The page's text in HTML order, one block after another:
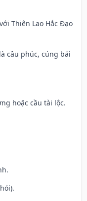
Thiên Lao Hắc Đạo
cầu phúc, cúng bái
hoặc cầu tài lộc.